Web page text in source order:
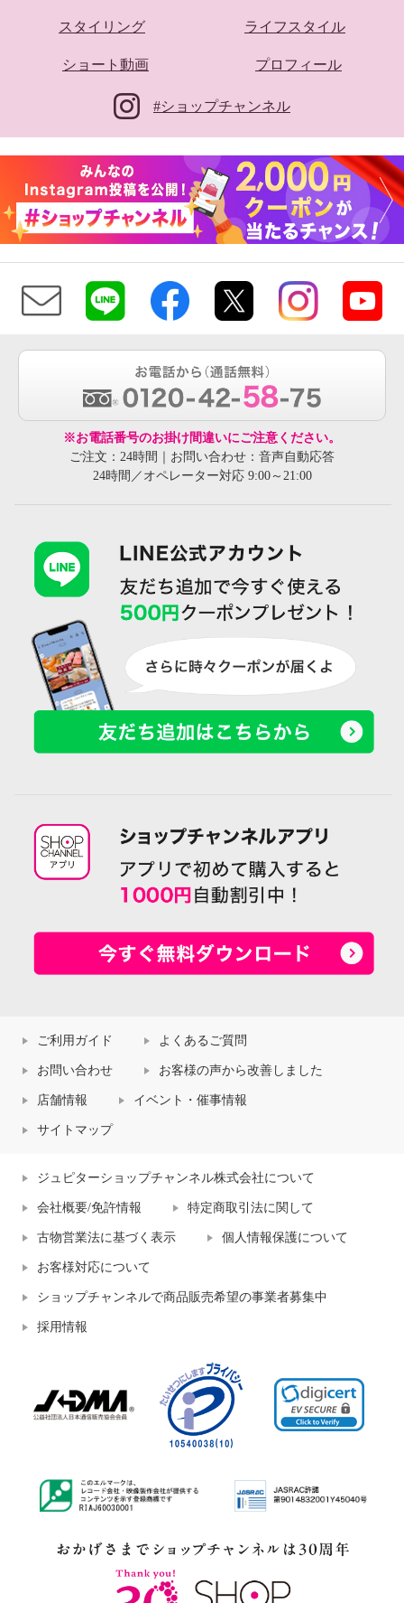
スタイリング ライフスタイル
ショート動画 プロフィール
#ショップチャンネル
※お電話番号のお掛け間違いにご注意ください。
ご注文：24時間｜お問い合わせ：音声自動応答
24時間／オペレーター対応 9:00～21:00
ご利用ガイド よくあるご質問
お問い合わせ お客様の声から改善しました
店舗情報 イベント・催事情報
サイトマップ
ジュピターショップチャンネル株式会社について
会社概要/免許情報 特定商取引法に関して
古物営業法に基づく表示 個人情報保護について
お客様対応について
ショップチャンネルで商品販売希望の事業者募集中
採用情報